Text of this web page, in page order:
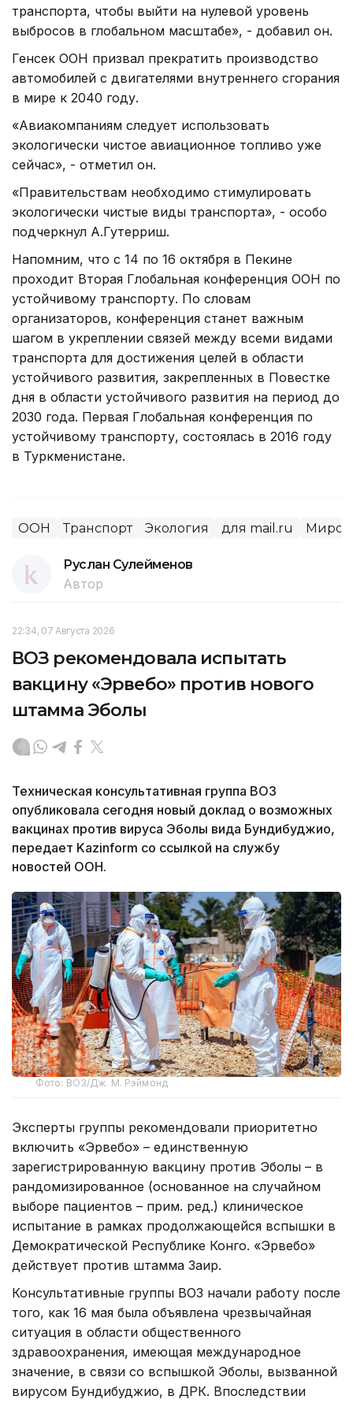
транспорта, чтобы выйти на нулевой уровень
выбросов в глобальном масштабе», - добавил он.
Генсек ООН призвал прекратить производство
автомобилей с двигателями внутреннего сгорания
в мире к 2040 году.
«Авиакомпаниям следует использовать
экологически чистое авиационное топливо уже
сейчас», - отметил он.
«Правительствам необходимо стимулировать
экологически чистые виды транспорта», - особо
подчеркнул А.Гутерриш.
Напомним, что с 14 по 16 октября в Пекине
проходит Вторая Глобальная конференция ООН по
устойчивому транспорту. По словам
организаторов, конференция станет важным
шагом в укреплении связей между всеми видами
транспорта для достижения целей в области
устойчивого развития, закрепленных в Повестке
дня в области устойчивого развития на период до
2030 года. Первая Глобальная конференция по
устойчивому транспорту, состоялась в 2016 году
в Туркменистане.
ООН Транспорт Экология для mail.ru
Руслан Сулейменов
Автор
22:34, 07 Августа 2026
ВОЗ рекомендовала испытать
вакцину «Эрвебо» против нового
штамма Эболы
Техническая консультативная группа ВОЗ
опубликовала сегодня новый доклад о возможных
вакцинах против вируса Эболы вида Бундибуджио,
передает Kazinform со ссылкой на службу
новостей ООН.
Фото: ВОЗ/Дж. М. Рэймонд
Эксперты группы рекомендовали приоритетно
включить «Эрвебо» – единственную
зарегистрированную вакцину против Эболы – в
рандомизированное (основанное на случайном
выборе пациентов – прим. ред.) клиническое
испытание в рамках продолжающейся вспышки в
Демократической Республике Конго. «Эрвебо»
действует против штамма Заир.
Консультативные группы ВОЗ начали работу после
того, как 16 мая была объявлена чрезвычайная
ситуация в области общественного
здравоохранения, имеющая международное
значение, в связи со вспышкой Эболы, вызванной
вирусом Бундибуджио, в ДРК. Впоследствии